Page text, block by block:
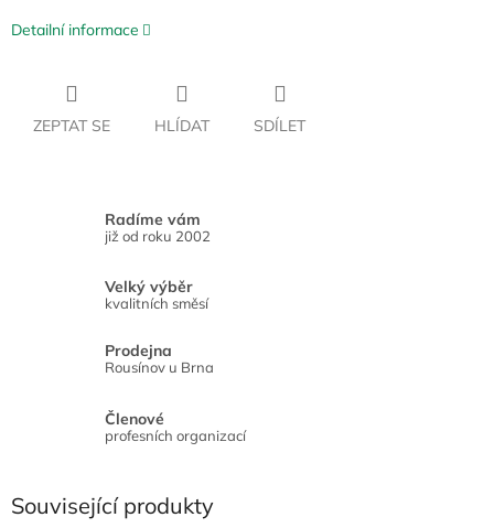
Detailní informace
ZEPTAT SE HLÍDAT SDÍLET
Radíme vám
již od roku 2002
Velký výběr
kvalitních směsí
Prodejna
Rousínov u Brna
Členové
profesních organizací
Související produkty